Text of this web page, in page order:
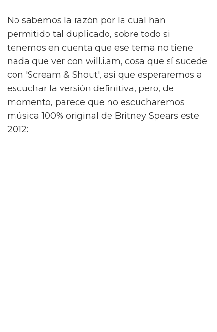
No sabemos la razón por la cual han
permitido tal duplicado, sobre todo si
tenemos en cuenta que ese tema no tiene
nada que ver con will.i.am, cosa que sí sucede
con 'Scream & Shout', así que esperaremos a
escuchar la versión definitiva, pero, de
momento, parece que no escucharemos
música 100% original de Britney Spears este
2012: